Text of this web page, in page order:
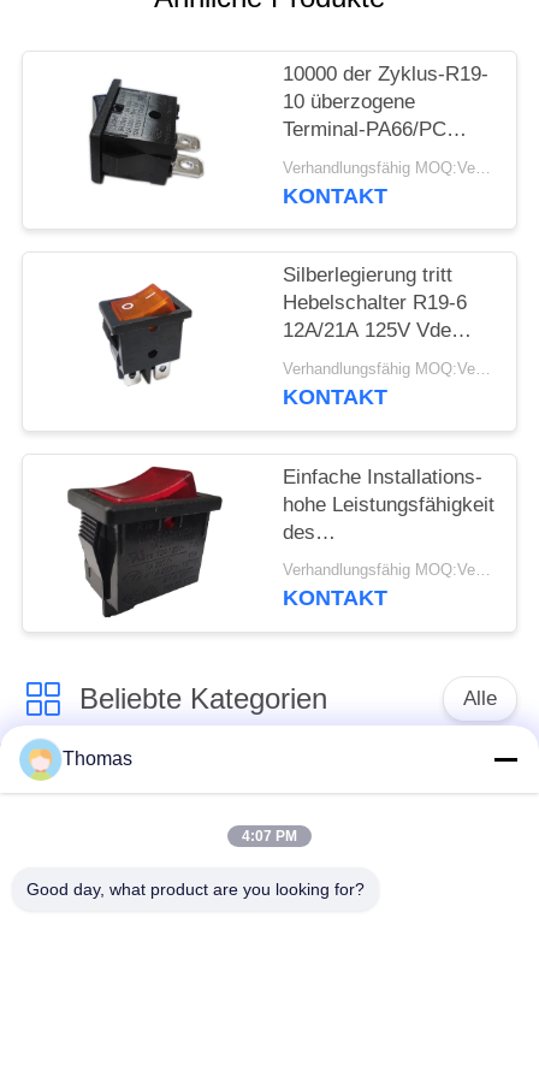
FÄLLE
SITEMAP
PRIVACY
POLICY
10000 der Zyklus-R19-
10 überzogene
Terminal-PA66/PC
Wohnung
Hebelschalter-des
Verhandlungsfähig MOQ:Verhandelbar
KONTAKT
Silberlegierung tritt
Hebelschalter R19-6
12A/21A 125V Vde
ENEC MIT
Wechselstrom-UL-CUL
Verhandlungsfähig MOQ:Verhandelbar
KONTAKT
Einfache Installations-
hohe Leistungsfähigkeit
des
PA66-/PCwohnungs-
Rocker-elektrische
Verhandlungsfähig MOQ:Verhandelbar
KONTAKT
Beliebte Kategorien Alle
Zurücksetzens
Thomas
4:07 PM
Good day, what product are you looking for?